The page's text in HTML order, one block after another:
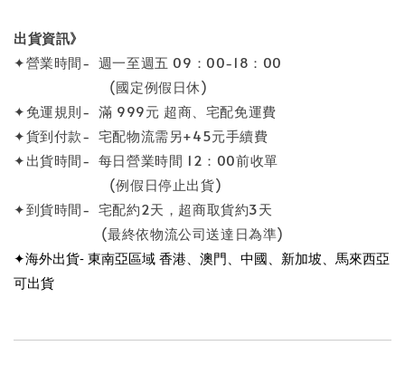
出貨資訊》
✦營業時間- 週一至週五 09：00-18：00
(國定例假日休)
✦免運規則- 滿 999元 超商、宅配免運費
✦貨到付款- 宅配物流需另+45元手續費
✦出貨時間- 每日營業時間 12：00前收單
(例假日停止出貨)
✦到貨時間- 宅配約2天，超商取貨約3天
(最終依物流公司送達日為準)
✦海外出貨- 東南亞區域 香港、澳門、中國、新加坡、馬來西亞
可出貨